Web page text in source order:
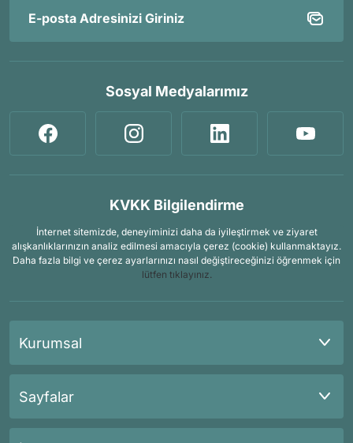
Sosyal Medyalarımız
KVKK Bilgilendirme
İnternet sitemizde, deneyiminizi daha da iyileştirmek ve ziyaret
alışkanlıklarınızın analiz edilmesi amacıyla çerez (cookie) kullanmaktayız.
Daha fazla bilgi ve çerez ayarlarınızı nasıl değiştireceğinizi öğrenmek için
lütfen tıklayınız.
Kurumsal
Sayfalar